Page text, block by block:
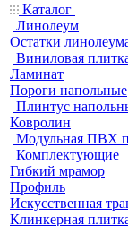
Каталог
Линолеум
Остатки
Виниловая
Ламинат
Пороги напольные
Плинтус
Ковролин
Модульная ПВХ
Комплектующие
Гибкий мрамор
Профиль
Искусственная
Клинкерная